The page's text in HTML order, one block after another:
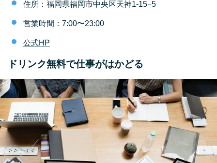
住所：福岡県福岡市中央区天神1-15−5
営業時間：7:00〜23:00
公式HP
ドリンク無料で仕事がはかどる